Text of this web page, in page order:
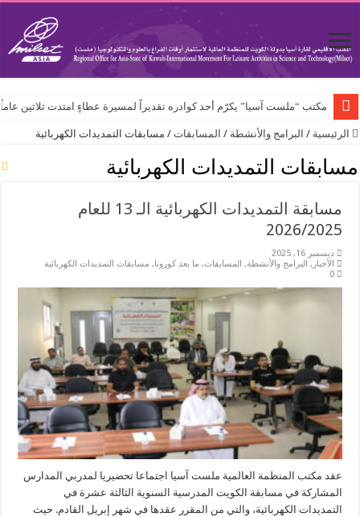
مكتب “ملست آسيا” يكرّم أحد كوادره تقديراً لمسيرة عطاءٍ امتدت ثلاثين عاماً
الرئيسية / البرامج والأنشطة / المسابقات / مسابقات التمديدات الكهربائية
مسابقات التمديدات الكهربائية
مسابقة التمديدات الكهربائية الـ 13 للعام
2026/2025
ديسمبر 16, 2025
الأخبار , البرامج والأنشطة, المسابقات, ما بعد كورونا, مسابقات التمديدات الكهربائية
0
عقد مكتب المنظمة العالمية ملست آسيا اجتماعا تحضيريا لمدربي المدارس
المشاركة في مسابقة الكويت المدرسية السنوية الثالثة عشرة في
التمديدات الكهربائية، والتي من المقرر عقدها في شهر إبريل القادم. حيث